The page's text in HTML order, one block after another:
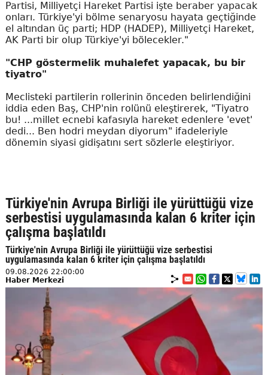
Partisi, Milliyetçi Hareket Partisi işte beraber yapacak
onları. Türkiye'yi bölme senaryosu hayata geçtiğinde
el altından üç parti; HDP (HADEP), Milliyetçi Hareket,
AK Parti bir olup Türkiye'yi bölecekler."
"CHP göstermelik muhalefet yapacak, bu bir
tiyatro"
Meclisteki partilerin rollerinin önceden belirlendiğini
iddia eden Baş, CHP'nin rolünü eleştirerek, "Tiyatro
bu! ...millet ecnebi kafasıyla hareket edenlere 'evet'
dedi... Ben hodri meydan diyorum" ifadeleriyle
dönemin siyasi gidişatını sert sözlerle eleştiriyor.
Türkiye'nin Avrupa Birliği ile yürüttüğü vize
serbestisi uygulamasında kalan 6 kriter için
çalışma başlatıldı
Türkiye'nin Avrupa Birliği ile yürüttüğü vize serbestisi
uygulamasında kalan 6 kriter için çalışma başlatıldı
09.08.2026 22:00:00
Haber Merkezi